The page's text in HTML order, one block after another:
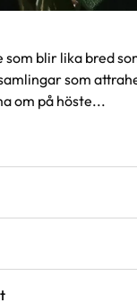
blir lika bred
som
om på höste...